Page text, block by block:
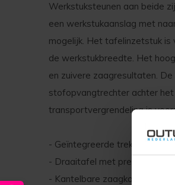
Werkstuksteunen aan beide
een werkstukaanslag met
mogelijk. Het tafelinzetstuk is
de werkstukbreedte. Het
en zuivere zaagresultaten.
stofopvangtrechter achter
transportvergrendeling is
- Geïntegreerde trekfunctie
- Draaitafel met precieze
- Kantelbare zaagkop naar